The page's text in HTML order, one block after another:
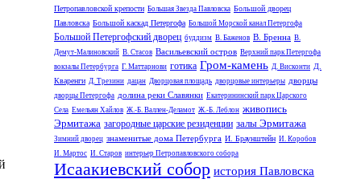
Петропавловской крепости Большая Звезда Павловска Большой дворец
Павловска Большой каскад Петергофа Большой Морской канал Петергофа
Большой Петергофский дворец буддизм В. Баженов В. Бренна В.
Демут-Малиновский В. Стасов Васильевский остров Верхний парк Петергофа
вокзалы Петербурга Г. Маттарнови готика Гром-камень Д. Висконти Д.
Кваренги Д. Трезини дацан Дворцовая площадь дворцовые интерьеры дворцы
дворцы Петергофа долина реки Славянки Екатерининский парк Царского
Села Емельян Хайлов Ж.-Б. Валлен-Деламот Ж.-Б. Леблон живопись
Эрмитажа загородные царские резиденции залы Эрмитажа
Зимний дворец знаменитые дома Петербурга И. Браунштейн И. Коробов
И. Мартос И. Старов интерьер Петропавловского собора
Исаакиевский собор история Павловска